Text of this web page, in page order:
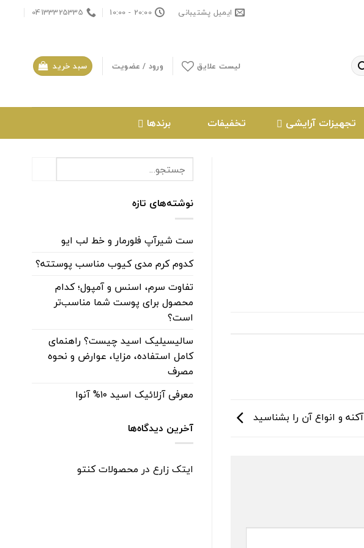
ایمیل پشتیبانی 20:00 - 10:00
04133325335
لیست علایق ورود / عضویت سبد خرید
تجهیزات آرایشی تخفیفات برندها
آکنه و انواع آن را بشناسید
نوشته‌های تازه
ست شیرآپ فلورمار و خط لب ایو
کدوم کرم مدی کیوب مناسب پوستته؟
تفاوت سرم، اسنس و آمپول؛ کدام
محصول برای پوست شما مناسب‌تر
است؟
سالیسیلیک اسید چیست؟ راهنمای
کامل استفاده، مزایا، عوارض و نحوه
مصرف
معرفی آزلائیک اسید ۱۰% آنوا
آخرین دیدگاه‌ها
ایتک زارع در محصولات کنتو